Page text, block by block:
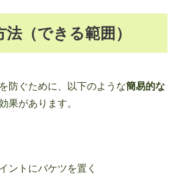
（できる範囲）
防ぐために、以下のような簡易的な
果があります。
ントにバケツを置く